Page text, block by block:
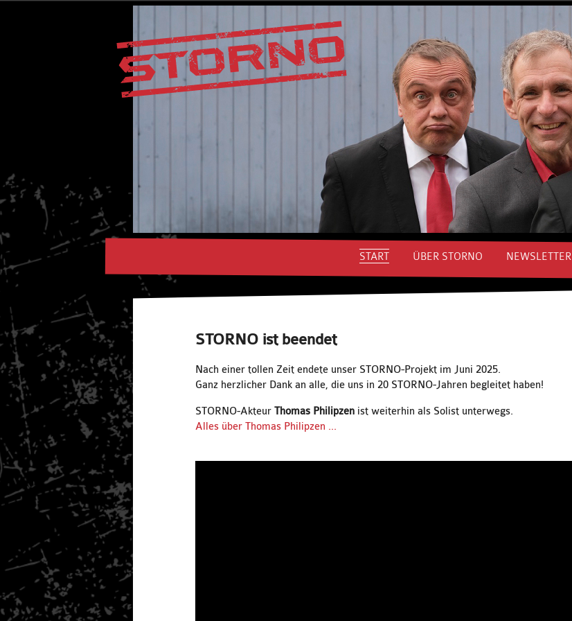
START ÜBER STORNO NEWSLETTER
STORNO ist beendet
Nach einer tollen Zeit endete unser STORNO-Projekt im Juni 2025.
Ganz herzlicher Dank an alle, die uns in 20 STORNO-Jahren begleitet haben!
STORNO-Akteur Thomas Philipzen ist weiterhin als Solist unterwegs.
Alles über Thomas Philipzen ...